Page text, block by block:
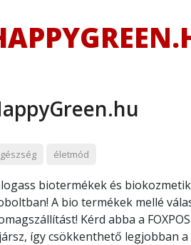
életmód
biotermékek és
A bio termékek mellé
Kérd abba a
így csökkenthető legjobban